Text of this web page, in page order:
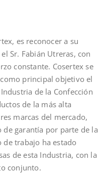
es reconocer a su
Sr. Fabián Utreras, con
constante. Cosertex se
principal objetivo el
de la Confección
de la más alta
marcas del mercado,
garantía por parte de la
de trabajo ha estado
de esta Industria, con la
conjunto.